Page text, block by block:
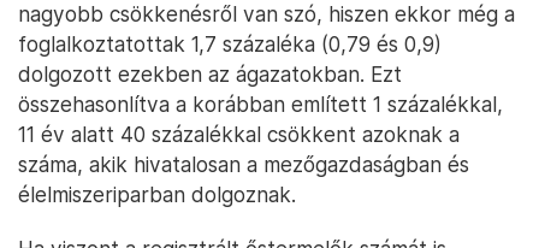
nagyobb csökkenésről van szó, hiszen ekkor még a
foglalkoztatottak 1,7 százaléka (0,79 és 0,9)
dolgozott ezekben az ágazatokban. Ezt
összehasonlítva a korábban említett 1 százalékkal,
11 év alatt 40 százalékkal csökkent azoknak a
száma, akik hivatalosan a mezőgazdaságban és
élelmiszeriparban dolgoznak.